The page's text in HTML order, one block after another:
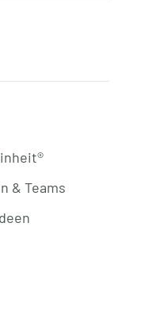
& Teams